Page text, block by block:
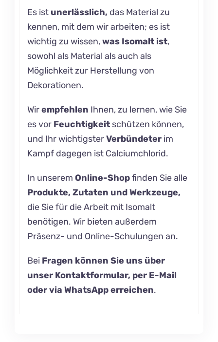
Es ist unerlässlich,das Material zu
kennen, mit dem wir arbeiten; es ist
wichtig zu wissen,was Isomaltist,
sowohl als Material als auch als
Möglichkeit zur Herstellung von
Dekorationen.
Wirempfehlen Ihnen, zu lernen, wie Sie
es vor Feuchtigkeit schützen können,
und Ihr wichtigsterVerbündeterim
Kampf dagegen ist Calciumchlorid.
In unserem Online-Shopfinden Sie alle
Produkte, Zutaten und Werkzeuge,
die Sie für die Arbeit mit Isomalt
benötigen. Wir bieten außerdem
Präsenz- und Online-Schulungen an.
Bei Fragen können Sie uns über
unser Kontaktformular, per E-Mail
oder via WhatsApp erreichen.